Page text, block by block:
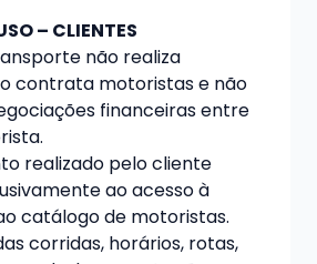
– CLIENTES
não realiza
contrata motoristas e não
financeiras entre
realizado pelo cliente
ao acesso à
catálogo de motoristas.
corridas, horários, rotas,